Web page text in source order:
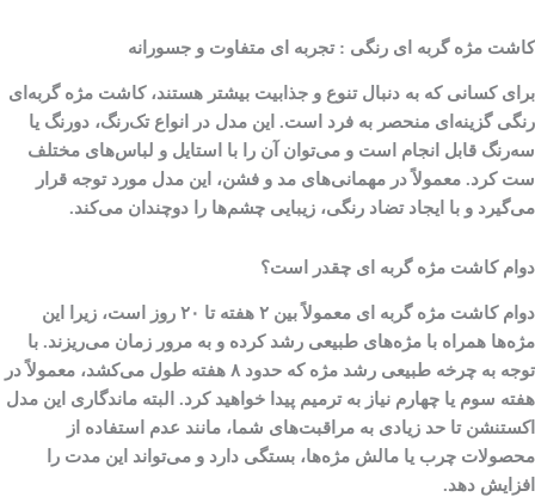
کاشت مژه گربه‌ ای رنگی : تجربه ‌ای متفاوت و جسورانه
برای کسانی که به دنبال تنوع و جذابیت بیشتر هستند، کاشت مژه گربه‌ای
رنگی گزینه‌ای منحصر به فرد است. این مدل در انواع تک‌رنگ، دو‌رنگ یا
سه‌رنگ قابل انجام است و می‌توان آن را با استایل و لباس‌های مختلف
ست کرد. معمولاً در مهمانی‌های مد و فشن، این مدل مورد توجه قرار
می‌گیرد و با ایجاد تضاد رنگی، زیبایی چشم‌ها را دوچندان می‌کند.
دوام کاشت مژه گربه ای چقدر است؟
دوام کاشت مژه گربه ای معمولاً بین ۲ هفته تا ۲۰ روز است، زیرا این
مژه‌ها همراه با مژه‌های طبیعی رشد کرده و به مرور زمان می‌ریزند. با
توجه به چرخه طبیعی رشد مژه که حدود ۸ هفته طول می‌کشد، معمولاً در
هفته سوم یا چهارم نیاز به ترمیم پیدا خواهید کرد. البته ماندگاری این مدل
اکستنشن تا حد زیادی به مراقبت‌های شما، مانند عدم استفاده از
محصولات چرب یا مالش مژه‌ها، بستگی دارد و می‌تواند این مدت را
افزایش دهد.